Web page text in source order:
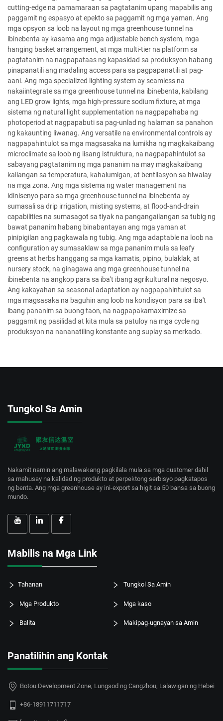
cutting-edge na pamamaraan sa pagtatanim upang mapabilis ang
paggamit ng espasyo at epekto sa paggamit ng mga yaman. Ang
mga opsyon sa loob na layout ng mga greenhouse tunnel na
ibinebenta ay kasama ang mga adjustable bench system, mga
hanging basket arrangement, at mga multi-tier na platform sa
pagtatanim na nagpapataas ng kapasidad sa produksyon habang
pinapanatili ang madaling access para sa pagpapanatili at pag-
aani. Ang mga specialized lighting system ay seamless na
nakaiintegrate sa mga greenhouse tunnel na ibinebenta, kabilang
ang LED grow lights, mga high-pressure sodium fixture, at mga
sistema ng natural light supplementation na nagpapahaba ng
photoperiod at nagpapabuti sa pag-unlad ng halaman sa panahon
ng kakaunting liwanag. Ang versatile na environmental controls ay
nagpapahintulot sa mga magsasaka na lumikha ng magkakaibang
microclimate sa loob ng iisang istruktura, na nagpapahintulot sa
sabayang pagtatanim ng mga pananim na may magkakaibang
kailangan sa temperatura, kahalumigan, at bentilasyon sa hiwalay
na mga zona. Ang mga sistema ng water management na
idinisenyo para sa mga greenhouse tunnel na ibinebenta ay
sumasali sa drip irrigation, misting systems, at flood-and-drain
capabilities na sumasagot sa tiyak na pangangailangan sa tubig ng
bawat pananim habang binabantayan ang mga yaman at
pinipigilan ang pagkawala ng tubig. Ang mga adaptable na loob na
configuration ay sumasaklaw sa mga pananim mula sa leafy
greens at herbs hanggang sa mga kamatis, pipino, bulaklak, at
nursery stock, na ginagawa ang mga greenhouse tunnel na
ibinebenta na angkop para sa iba't ibang agrikultural na negosyo.
Ang kakayahan sa seasonal adaptation ay nagpapahintulot sa
mga magsasaka na baguhin ang loob na kondisyon para sa iba't
ibang pananim sa buong taon, na nagpapakamaximize sa
paggamit ng pasilidad at kita mula sa patuloy na mga cycle ng
produksyon na nananatiling konstante ang suplay sa merkado.
Tungkol Sa Amin
Nakamit namin ang malawakang pagkilala mula sa mga customer dahil
sa mahusay na kalidad ng produkto at perpektong serbisyo pagkatapos
ng benta. Ang mga greenhouse ay ini-export sa higit sa 50 bansa sa buong
mundo.
Mabilis na Mga Link
Tahanan Tungkol Sa Amin
Mga Produkto Mga kaso
Balita Makipag-ugnayan sa Amin
Panatilihin ang Kontak
Botou Development Zone, Lungsod ng Cangzhou, Lalawigan ng Hebei
+86-18911711717